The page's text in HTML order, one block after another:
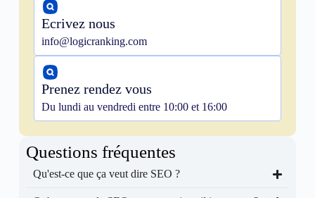
Ecrivez nous
info@logicranking.com
Prenez rendez vous
Du lundi au vendredi entre 10:00 et 16:00
Questions fréquentes
Qu'est-ce que ça veut dire SEO ?